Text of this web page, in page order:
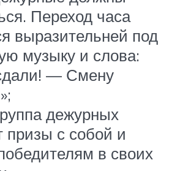
Переход часа
выразительней под
музыку и слова:
— Смену
дежурных
призы с собой и
в своих